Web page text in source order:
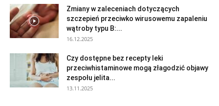
Zmiany w zaleceniach dotyczących
szczepień przeciwko wirusowemu zapaleniu
wątroby typu B:...
16.12.2025
Czy dostępne bez recepty leki
przeciwhistaminowe mogą złagodzić objawy
zespołu jelita...
13.11.2025